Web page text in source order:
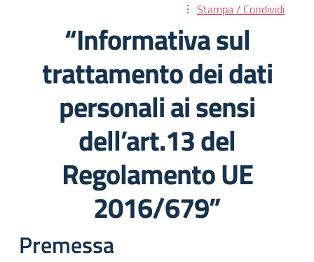
Stampa / Condividi
“Informativa sul
trattamento dei dati
personali ai sensi
dell’art.13 del
Regolamento UE
2016/679”
Premessa